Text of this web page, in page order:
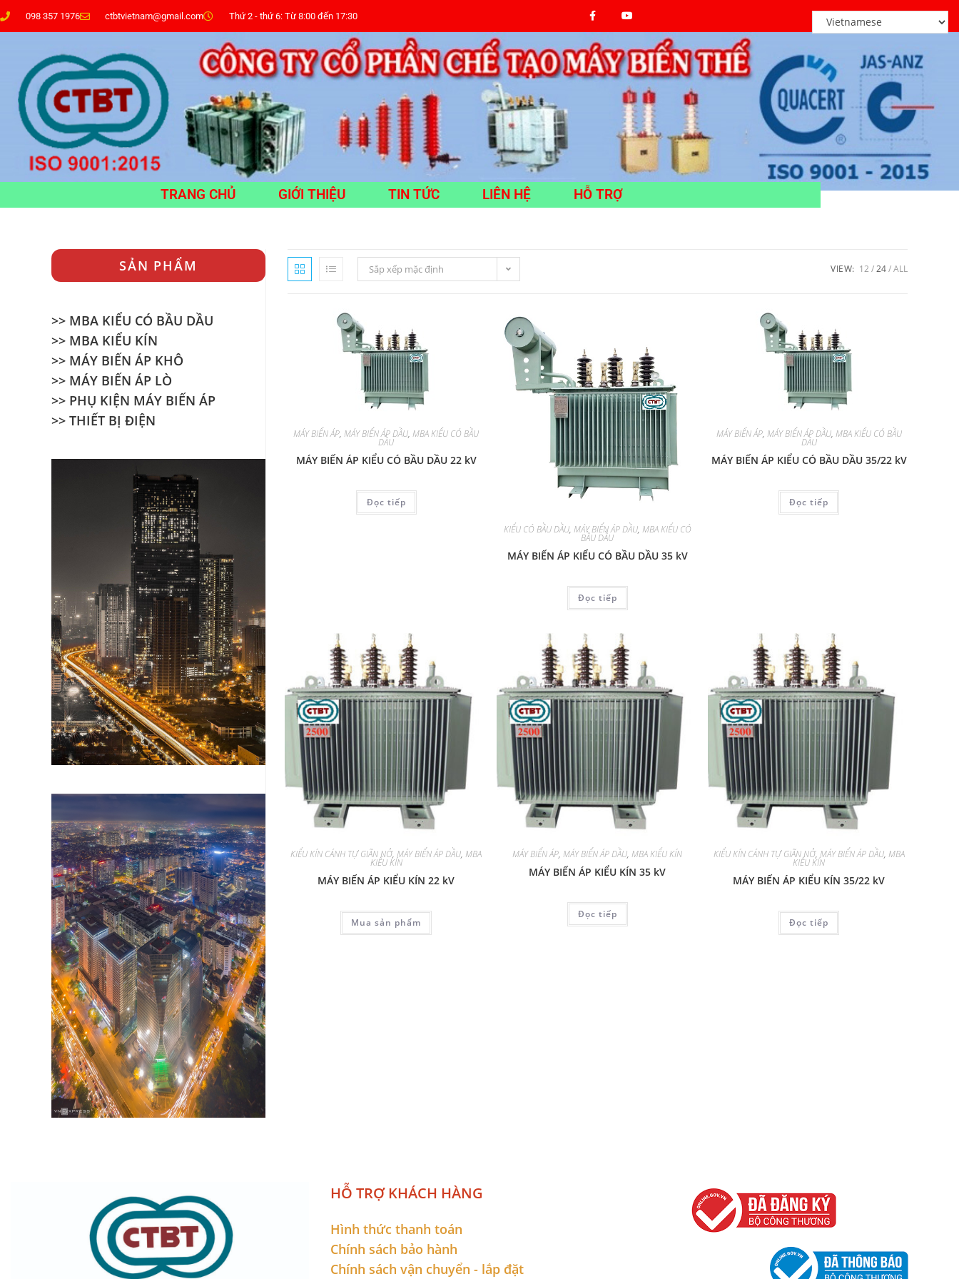
098 357 1976 ctbtvietnam@gmail.com Thứ 2 - thứ 6: Từ 8:00 đến 17:30
TRANG CHỦ GIỚI THIỆU TIN TỨC LIÊN HỆ HỖ TRỢ
Sắp xếp mặc định VIEW: 12 24 ALL
MÁY BIẾN ÁP,MÁY BIẾN ÁP DẦU,MBA KIỂU CÓ BẦU
DẦU
MÁY BIẾN ÁP KIỂU CÓ BẦU DẦU 22 kV
Đọc tiếp
KIỂU CÓ BẦU DẦU, MÁY BIẾN ÁP DẦU, MBA KIỂU CÓ
BẦU DẦU
MÁY BIẾN ÁP KIỂU CÓ BẦU DẦU 35 kV
Đọc tiếp
MÁY BIẾN ÁP, MÁY BIẾN ÁP DẦU, MBA KIỂU CÓ BẦU
DẦU
MÁY BIẾN ÁP KIỂU CÓ BẦU DẦU 35/22 kV
Đọc tiếp
KIỂU KÍN CÁNH TỰ GIÃN NỞ,MÁY BIẾN ÁP DẦU,MBA
KIỂU KÍN
MÁY BIẾN ÁP KIỂU KÍN 22 kV
Mua sản phẩm
MÁY BIẾN ÁP,MÁY BIẾN ÁP DẦU,MBA KIỂU KÍN
MÁY BIẾN ÁP KIỂU KÍN 35 kV
Đọc tiếp
KIỂU KÍN CÁNH TỰ GIÃN NỞ, MÁY BIẾN ÁP DẦU, MBA
KIỂU KÍN
MÁY BIẾN ÁP KIỂU KÍN 35/22 kV
Đọc tiếp
SẢN PHẨM
>> MBA KIỂU CÓ BẦU DẦU
>> MBA KIỂU KÍN
>> MÁY BIẾN ÁP KHÔ
>> MÁY BIẾN ÁP LÒ
>> PHỤ KIỆN MÁY BIẾN ÁP
>> THIẾT BỊ ĐIỆN
HỖ TRỢ KHÁCH HÀNG
Hình thức thanh toán
Chính sách bảo hành
Chính sách vận chuyển - lắp đặt